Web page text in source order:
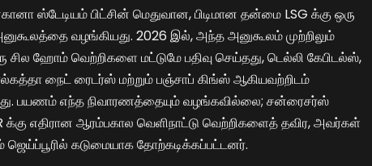
ஸ்டேடியம் பிட்சின் மெதுவான, பிடிமான தன்மை LSG க்கு ஒரு
வழங்கியது. 2026 இல், அந்த அனுகூலம் முற்றிலும்
சில ஹோம் வெற்றிகளை மட்டுமே பதிவு செய்தது, டெல்லி கேபிடல்ஸ்,
நைட் ரைடர்ஸ் மற்றும் பஞ்சாப் கிங்ஸ் ஆகியவற்றிடம்
பயணம் எந்த நிவாரணத்தையும் வழங்கவில்லை; சன்ரைசர்ஸ்
க்கு எதிரான ஆரம்பகால வெளிநாட்டு வெற்றிகளைத் தவிர, அவர்கள்
கடுமையாக தோற்கடிக்கப்பட்டனர்.